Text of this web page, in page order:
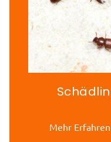
Mehr Erfahren